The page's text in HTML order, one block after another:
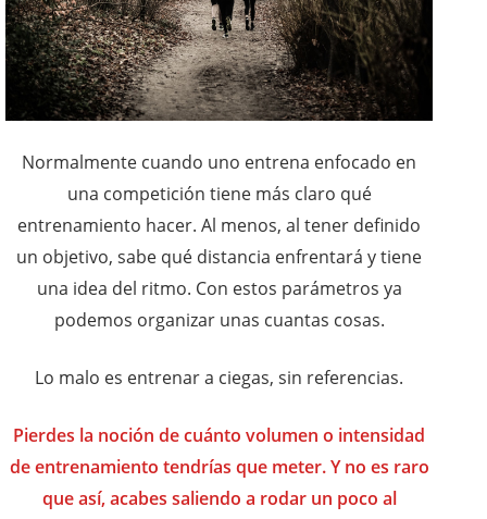
Normalmente cuando uno entrena enfocado en
una competición tiene más claro qué
entrenamiento hacer. Al menos, al tener definido
un objetivo, sabe qué distancia enfrentará y tiene
una idea del ritmo. Con estos parámetros ya
podemos organizar unas cuantas cosas.
Lo malo es entrenar a ciegas, sin referencias.
Pierdes la noción de cuánto volumen o intensidad
de entrenamiento tendrías que meter. Y no es raro
que así, acabes saliendo a rodar un poco al